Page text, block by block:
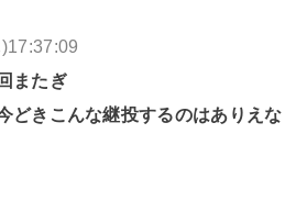
またぎ
どきこんな継投するのはありえな